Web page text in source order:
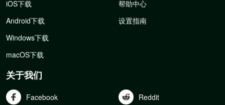
iOS下载
Android下载
Windows下载
macOS下载
帮助中心
设置指南
关于我们
Facebook Reddit